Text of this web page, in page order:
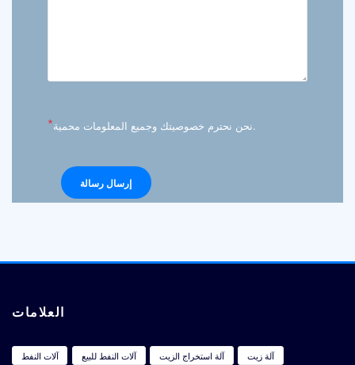
* نحن نحترم خصوصيتك وجميع المعلومات محمية.
العلامات
آلات النفط آلات النفط للبيع آلة استخراج الزيت
آلة زيت